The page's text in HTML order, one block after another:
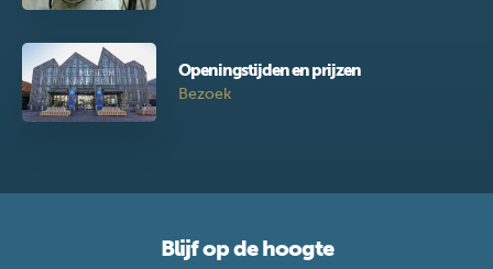
Openingstijden en prijzen
Bezoek
Blijf op de hoogte